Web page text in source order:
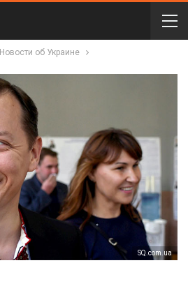
Новости об Украине
SQ.com.ua